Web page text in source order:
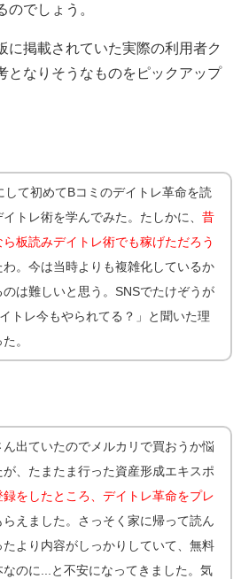
のでしょう。
に掲載されていた実際の利用者ク
となりそうなものをピックアップ
して初めてBコミのデイトレ革命を読
イトレ術を学んでみた。たしかに、昔
板読みデイトレ術でも稼げただろう
わ。今は当時よりも複雑化しているか
のは難しいと思う。SNSでたけぞうが
トレ今もやられてる？」と聞いた理
。
ん出ていたのでメルカリで買おうか悩
が、たまたま行った資産形成エキスポ
録をしたところ、デイトレ革命をプレ
らえました。さっそく家に帰って読ん
たより内容がしっかりしていて、無料
なのに...と不安になってきました。気